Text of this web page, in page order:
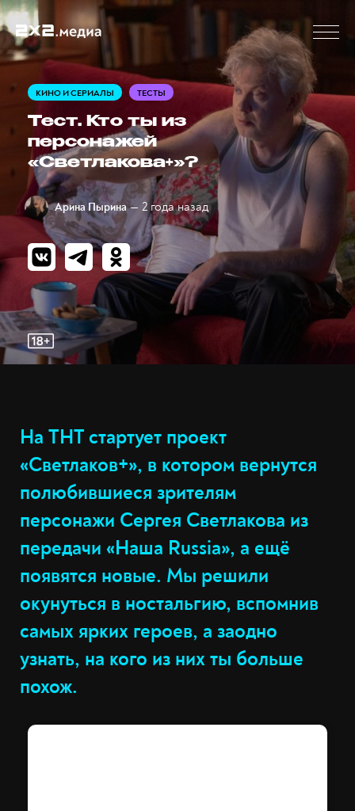
КИНО И СЕРИАЛЫ ТЕСТЫ
Тест. Кто ты из
персонажей
«Светлакова+»?
Арина Пырина — 2 года назад
На ТНТ стартует проект
«Светлаков+», в котором вернутся
полюбившиеся зрителям
персонажи Сергея Светлакова из
передачи «Наша Russia», а ещё
появятся новые. Мы решили
окунуться в ностальгию, вспомнив
самых ярких героев, а заодно
узнать, на кого из них ты больше
похож.